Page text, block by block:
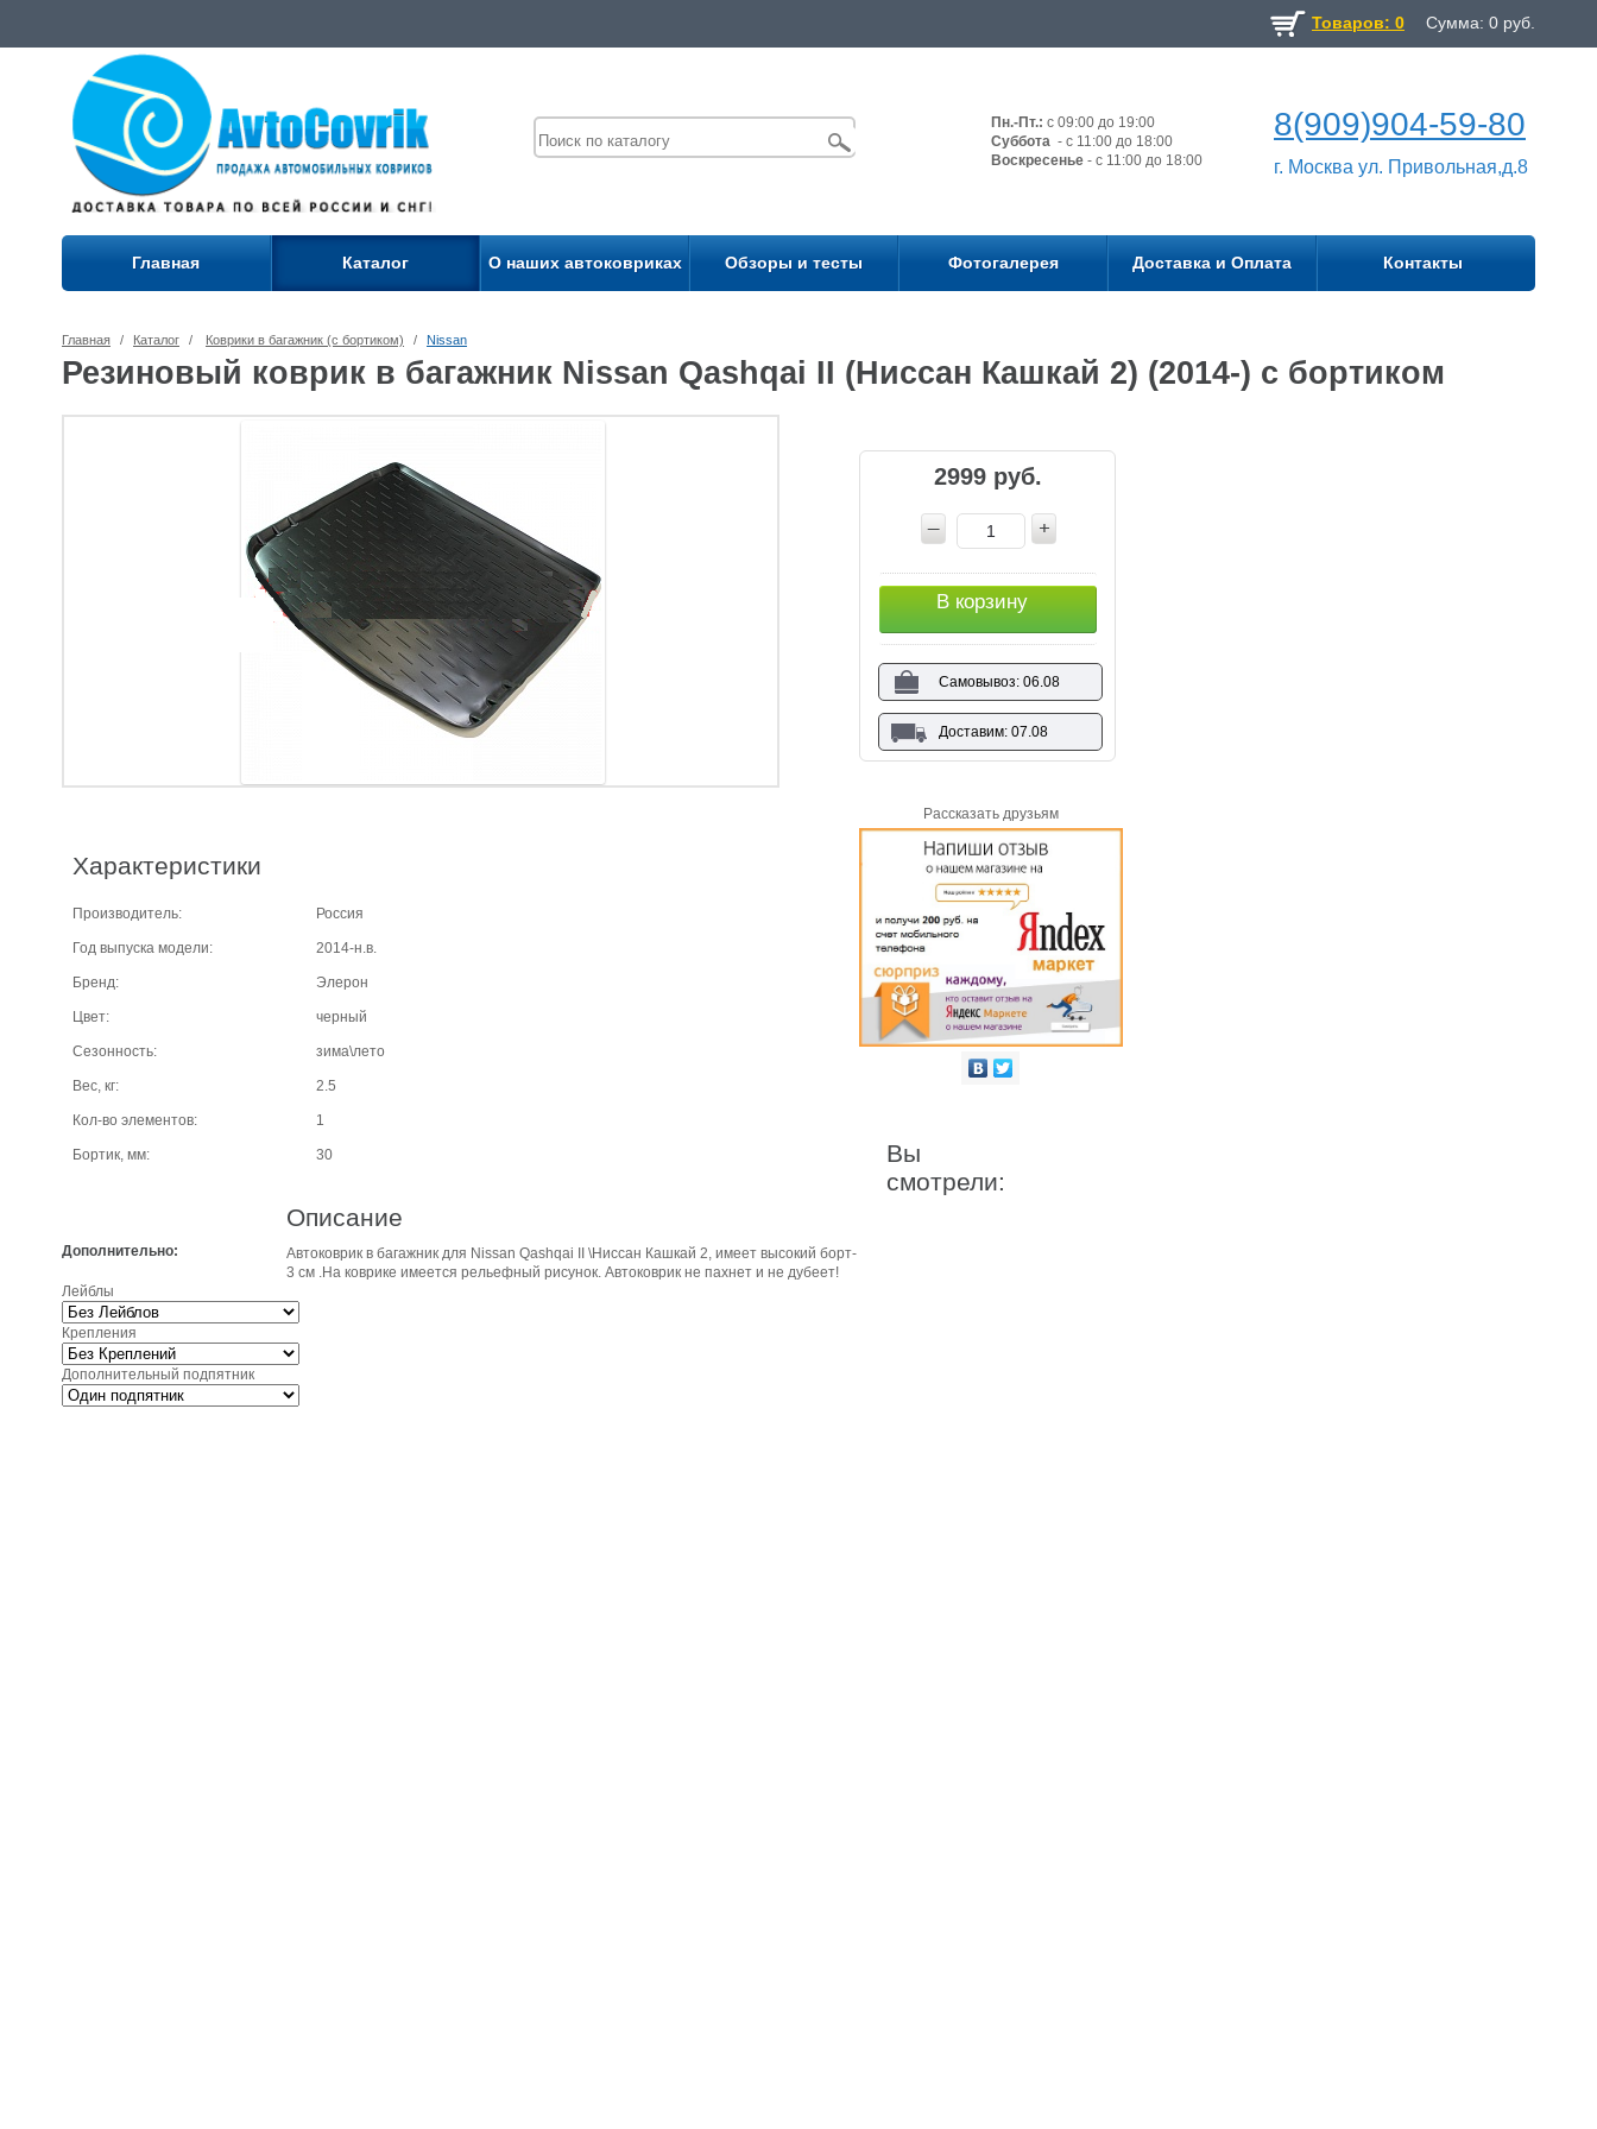
Товаров: 0 Сумма: 0 руб.
Пн.-Пт.: с 09:00 до 19:00
Суббота - с 11:00 до 18:00
Воскресенье - с 11:00 до 18:00
8(909)904-59-80
г. Москва ул. Привольная,д.8
Главная Каталог О наших автоковриках Обзоры и тесты Фотогалерея Доставка и Оплата Контакты
Главная / Каталог / Коврики в багажник (с бортиком) / Nissan
Резиновый коврик в багажник Nissan Qashqai II (Ниссан Кашкай 2) (2014-) с бортиком
Характеристики
Производитель: Россия
Год выпуска модели: 2014-н.в.
Бренд: Элерон
Цвет: черный
Сезонность: зима\лето
Вес, кг: 2.5
Кол-во элементов: 1
Бортик, мм: 30
Дополнительно:
Лейблы
Крепления
Дополнительный подпятник
Описание
Автоковрик в багажник для Nissan Qashqai II \Ниссан Кашкай 2, имеет высокий борт-
3 см .На коврике имеется рельефный рисунок. Автоковрик не пахнет и не дубеет!
2999 руб.
В корзину
Самовывоз: 06.08
Доставим: 07.08
Рассказать друзьям
Вы
смотрели: